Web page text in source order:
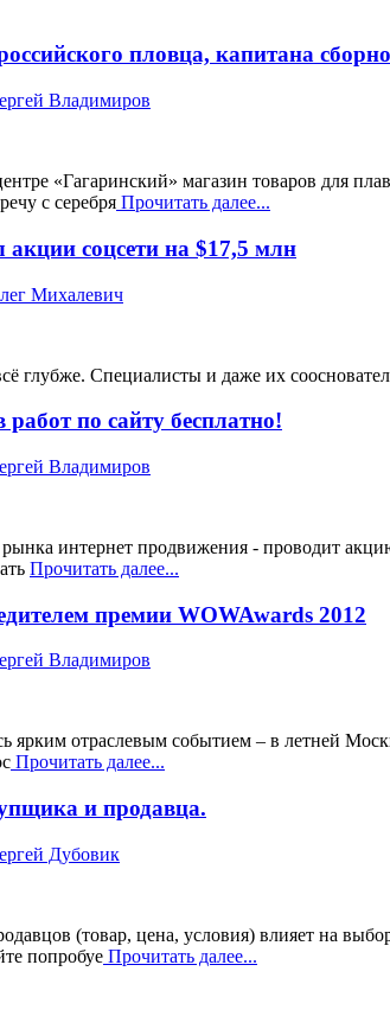
пловца, капитана
Владимиров
«Гагаринский» магазин товаров для
с серебря Прочитать далее...
акции соцсети на $17,5 млн
Михалевич
глубже. Специалисты и даже их
по сайту бесплатно!
Владимиров
интернет продвижения - проводит
Прочитать далее...
премии WOWAwards 2012
Владимиров
ярким отраслевым событием – в летней
Прочитать далее...
и продавца.
Дубовик
(товар, цена, условия) влияет на
попробуе Прочитать далее...